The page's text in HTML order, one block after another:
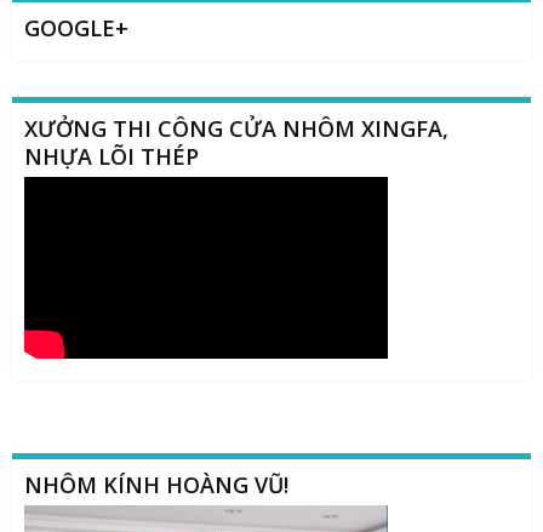
GOOGLE+
XƯỞNG THI CÔNG CỬA NHÔM XINGFA,
NHỰA LÕI THÉP
NHÔM KÍNH HOÀNG VŨ!